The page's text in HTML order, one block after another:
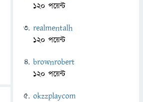
120 পয়েন্ট
realmentalh
120 পয়েন্ট
brownrobert
120 পয়েন্ট
okzzplaycom